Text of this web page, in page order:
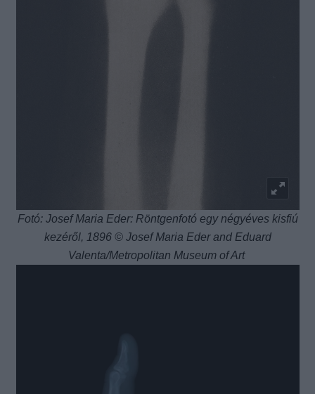
Fotó: Josef Maria Eder: Röntgenfotó egy négyéves kisfiú
kezéről, 1896 © Josef Maria Eder and Eduard
Valenta/Metropolitan Museum of Art